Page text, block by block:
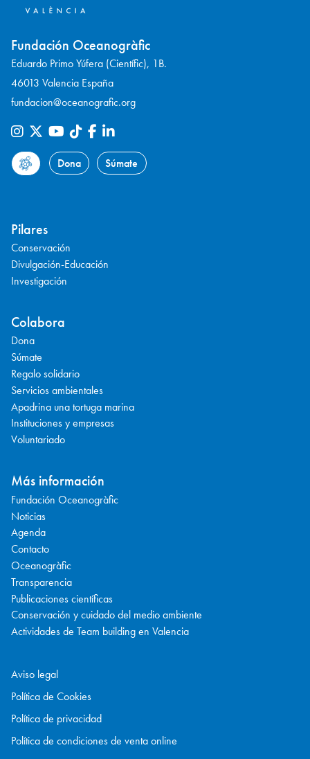
Fundación Oceanogràfic
Eduardo Primo Yúfera (Científic), 1B.
46013 Valencia España
fundacion@oceanografic.org
Dona Súmate
Pilares
Conservación
Divulgación-Educación
Investigación
Colabora
Dona
Súmate
Regalo solidario
Servicios ambientales
Apadrina una tortuga marina
Instituciones y empresas
Voluntariado
Más información
Fundación Oceanogràfic
Noticias
Agenda
Contacto
Oceanogràfic
Transparencia
Publicaciones científicas
Conservación y cuidado del medio ambiente
Actividades de Team building en Valencia
Aviso legal
Política de Cookies
Política de privacidad
Política de condiciones de venta online